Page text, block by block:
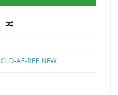
CLD-AE-REF NEW